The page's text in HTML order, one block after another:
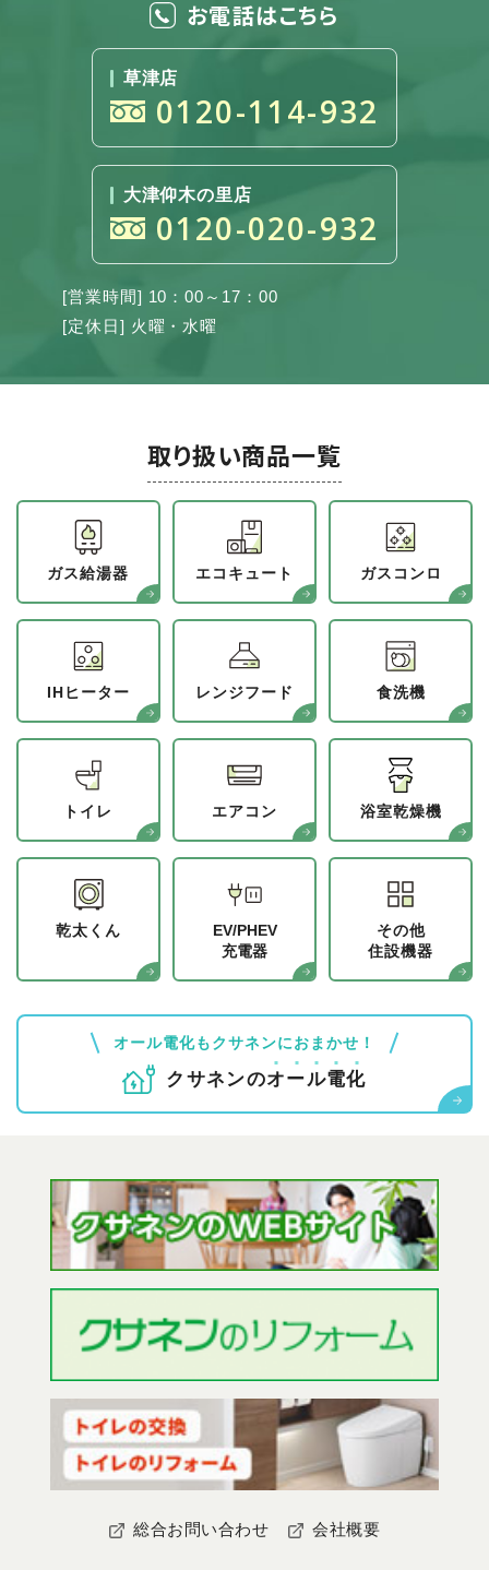
お電話はこちら
草津店
0120-114-932
大津仰木の里店
0120-020-932
[営業時間] 10：00～17：00
[定休日] 火曜・水曜
取り扱い商品一覧
ガス給湯器 エコキュート ガスコンロ
IHヒーター レンジフード 食洗機
トイレ エアコン 浴室乾燥機
乾太くん
EV/PHEV
充電器
その他
住設機器
オール電化もクサネンにおまかせ！
クサネンのオール電化
総合お問い合わせ 会社概要